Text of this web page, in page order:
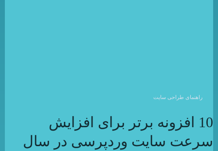
راهنمای طراحی سایت
10 افزونه برتر برای افزایش
سرعت سایت وردپرسی در سال